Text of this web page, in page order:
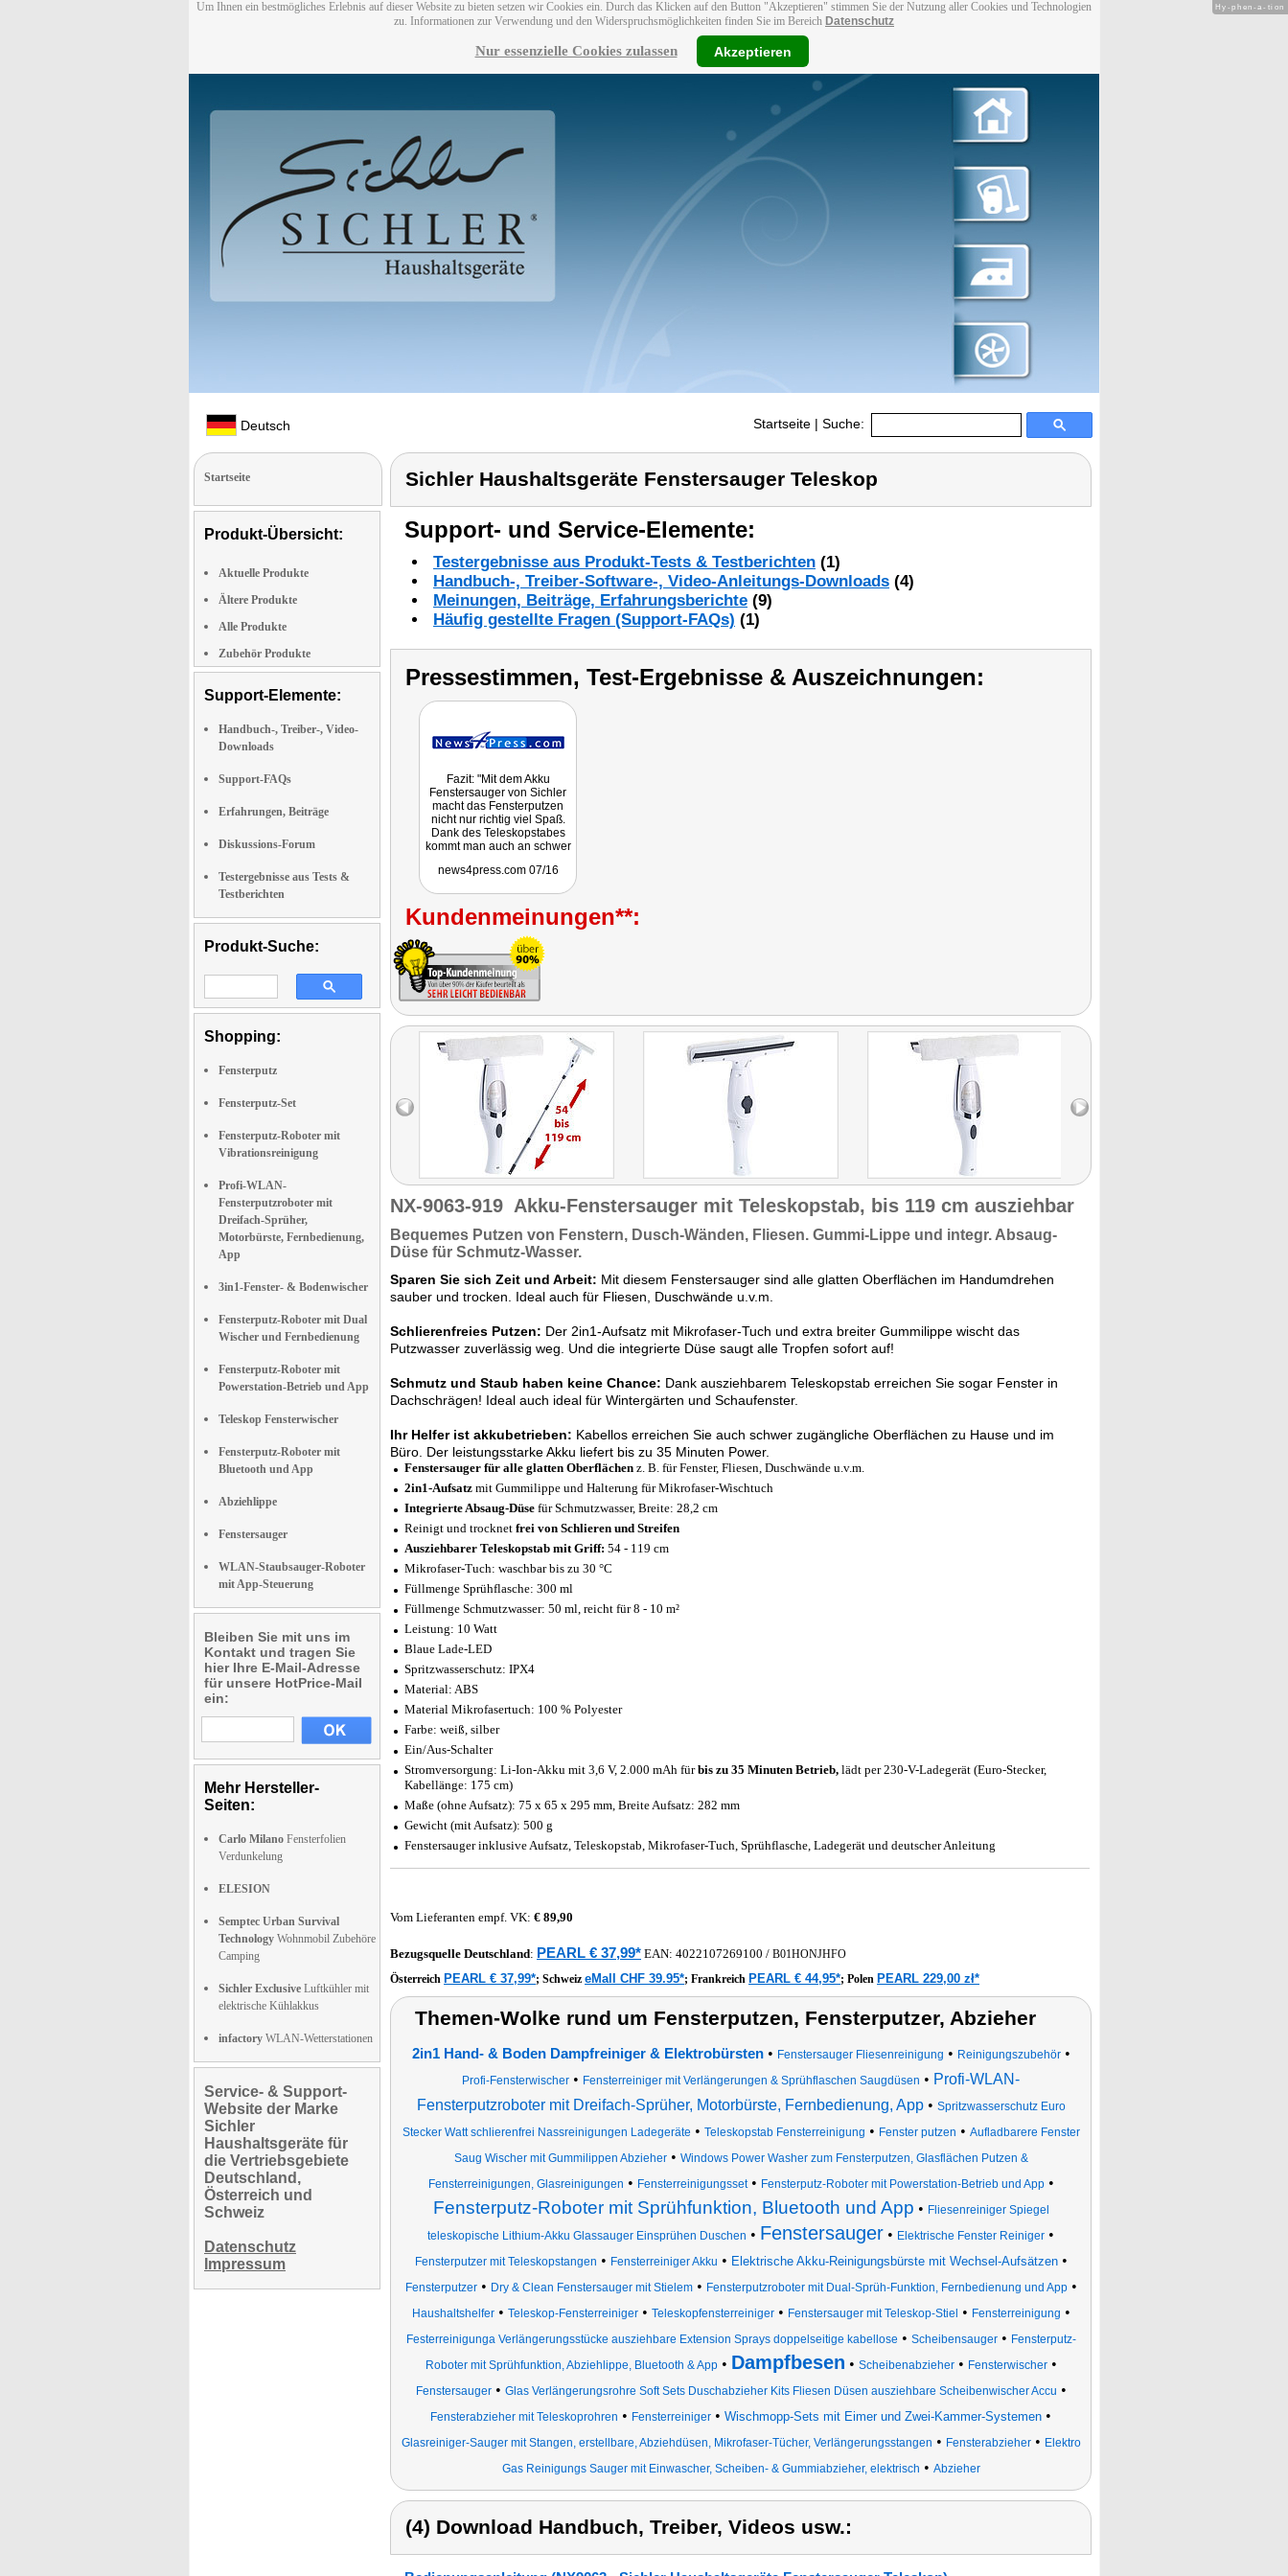
Um Ihnen ein bestmögliches Erlebnis auf dieser Website zu bieten setzen wir Cookies ein. Durch das Klicken auf den Button "Akzeptieren" stimmen Sie der Nutzung aller Cookies und Technologien
zu. Informationen zur Verwendung und den Widerspruchsmöglichkeiten finden Sie im Bereich Datenschutz
Nur essenzielle Cookies zulassen Akzeptieren
Deutsch Startseite | Suche:
Startseite
Produkt-Übersicht:
Aktuelle Produkte
Ältere Produkte
Alle Produkte
Zubehör Produkte
Support-Elemente:
Handbuch-, Treiber-, Video-
Downloads
Support-FAQs
Erfahrungen, Beiträge
Diskussions-Forum
Testergebnisse aus Tests &
Testberichten
Produkt-Suche:
Shopping:
Fensterputz
Fensterputz-Set
Fensterputz-Roboter mit
Vibrationsreinigung
Profi-WLAN-
Fensterputzroboter mit
Dreifach-Sprüher,
Motorbürste, Fernbedienung,
App
3in1-Fenster- & Bodenwischer
Fensterputz-Roboter mit Dual
Wischer und Fernbedienung
Fensterputz-Roboter mit
Powerstation-Betrieb und App
Teleskop Fensterwischer
Fensterputz-Roboter mit
Bluetooth und App
Abziehlippe
Fenstersauger
WLAN-Staubsauger-Roboter
mit App-Steuerung
Bleiben Sie mit uns im
Kontakt und tragen Sie
hier Ihre E-Mail-Adresse
für unsere HotPrice-Mail
ein:
Mehr Hersteller-
Seiten:
Carlo Milano Fensterfolien
Verdunkelung
ELESION
Semptec Urban Survival
Technology Wohnmobil Zubehöre
Camping
Sichler Exclusive Luftkühler mit
elektrische Kühlakkus
infactory WLAN-Wetterstationen
Service- & Support-
Website der Marke
Sichler
Haushaltsgeräte für
die Vertriebsgebiete
Deutschland,
Österreich und
Schweiz
Datenschutz
Impressum
Sichler Haushaltsgeräte Fenstersauger Teleskop
Support- und Service-Elemente:
Testergebnisse aus Produkt-Tests & Testberichten (1)
Handbuch-, Treiber-Software-, Video-Anleitungs-Downloads (4)
Meinungen, Beiträge, Erfahrungsberichte (9)
Häufig gestellte Fragen (Support-FAQs) (1)
Pressestimmen, Test-Ergebnisse & Auszeichnungen:
Fazit: "Mit dem Akku
Fenstersauger von Sichler
macht das Fensterputzen
nicht nur richtig viel Spaß.
Dank des Teleskopstabes
kommt man auch an schwer
news4press.com 07/16
Kundenmeinungen**:
NX-9063-919 Akku-Fenstersauger mit Teleskopstab, bis 119 cm ausziehbar
Bequemes Putzen von Fenstern, Dusch-Wänden, Fliesen. Gummi-Lippe und integr. Absaug-
Düse für Schmutz-Wasser.
Sparen Sie sich Zeit und Arbeit: Mit diesem Fenstersauger sind alle glatten Oberflächen im Handumdrehen
sauber und trocken. Ideal auch für Fliesen, Duschwände u.v.m.
Schlierenfreies Putzen: Der 2in1-Aufsatz mit Mikrofaser-Tuch und extra breiter Gummilippe wischt das
Putzwasser zuverlässig weg. Und die integrierte Düse saugt alle Tropfen sofort auf!
Schmutz und Staub haben keine Chance: Dank ausziehbarem Teleskopstab erreichen Sie sogar Fenster in
Dachschrägen! Ideal auch ideal für Wintergärten und Schaufenster.
Ihr Helfer ist akkubetrieben: Kabellos erreichen Sie auch schwer zugängliche Oberflächen zu Hause und im
Büro. Der leistungsstarke Akku liefert bis zu 35 Minuten Power.
Fenstersauger für alle glatten Oberflächen z. B. für Fenster, Fliesen, Duschwände u.v.m.
2in1-Aufsatz mit Gummilippe und Halterung für Mikrofaser-Wischtuch
Integrierte Absaug-Düse für Schmutzwasser, Breite: 28,2 cm
Reinigt und trocknet frei von Schlieren und Streifen
Ausziehbarer Teleskopstab mit Griff: 54 - 119 cm
Mikrofaser-Tuch: waschbar bis zu 30 °C
Füllmenge Sprühflasche: 300 ml
Füllmenge Schmutzwasser: 50 ml, reicht für 8 - 10 m²
Leistung: 10 Watt
Blaue Lade-LED
Spritzwasserschutz: IPX4
Material: ABS
Material Mikrofasertuch: 100 % Polyester
Farbe: weiß, silber
Ein/Aus-Schalter
Stromversorgung: Li-Ion-Akku mit 3,6 V, 2.000 mAh fürbis zu 35 Minuten Betrieb, lädt per 230-V-Ladegerät (Euro-Stecker,
Kabellänge: 175 cm)
Maße (ohne Aufsatz): 75 x 65 x 295 mm, Breite Aufsatz: 282 mm
Gewicht (mit Aufsatz): 500 g
Fenstersauger inklusive Aufsatz, Teleskopstab, Mikrofaser-Tuch, Sprühflasche, Ladegerät und deutscher Anleitung
Vom Lieferanten empf. VK: € 89,90
Bezugsquelle Deutschland: PEARL € 37,99* EAN: 4022107269100 / B01HONJHFO
Österreich PEARL € 37,99*; Schweiz eMall CHF 39.95*; Frankreich PEARL € 44,95*; Polen PEARL 229,00 zł*
Themen-Wolke rund um Fensterputzen, Fensterputzer, Abzieher
2in1 Hand- & Boden Dampfreiniger & Elektrobürsten• Fenstersauger Fliesenreinigung • Reinigungszubehör•
Profi-Fensterwischer • Fensterreiniger mit Verlängerungen & Sprühflaschen Saugdüsen • Profi-WLAN-
Fensterputzroboter mit Dreifach-Sprüher, Motorbürste, Fernbedienung, App• Spritzwasserschutz Euro
Stecker Watt schlierenfrei Nassreinigungen Ladegeräte • Teleskopstab Fensterreinigung • Fenster putzen • Aufladbarere Fenster
Saug Wischer mit Gummilippen Abzieher• Windows Power Washer zum Fensterputzen, Glasflächen Putzen &
Fensterreinigungen, Glasreinigungen • Fensterreinigungsset• Fensterputz-Roboter mit Powerstation-Betrieb und App•
Fensterputz-Roboter mit Sprühfunktion, Bluetooth und App • Fliesenreiniger Spiegel
teleskopische Lithium-Akku Glassauger Einsprühen Duschen • Fenstersauger • Elektrische Fenster Reiniger •
Fensterputzer mit Teleskopstangen • Fensterreiniger Akku • Elektrische Akku-Reinigungsbürste mit Wechsel-Aufsätzen•
Fensterputzer• Dry & Clean Fenstersauger mit Stielem• Fensterputzroboter mit Dual-Sprüh-Funktion, Fernbedienung und App•
Haushaltshelfer• Teleskop-Fensterreiniger• Teleskopfensterreiniger• Fenstersauger mit Teleskop-Stiel • Fensterreinigung •
Festerreinigunga Verlängerungsstücke ausziehbare Extension Sprays doppelseitige kabellose • Scheibensauger• Fensterputz-
Roboter mit Sprühfunktion, Abziehlippe, Bluetooth & App• Dampfbesen • Scheibenabzieher• Fensterwischer•
Fenstersauger• Glas Verlängerungsrohre Soft Sets Duschabzieher Kits Fliesen Düsen ausziehbare Scheibenwischer Accu •
Fensterabzieher mit Teleskoprohren • Fensterreiniger • Wischmopp-Sets mit Eimer und Zwei-Kammer-Systemen •
Glasreiniger-Sauger mit Stangen, erstellbare, Abziehdüsen, Mikrofaser-Tücher, Verlängerungsstangen • Fensterabzieher• Elektro
Gas Reinigungs Sauger mit Einwascher, Scheiben- & Gummiabzieher, elektrisch • Abzieher
(4) Download Handbuch, Treiber, Videos usw.:
Hy-phen-a-tion